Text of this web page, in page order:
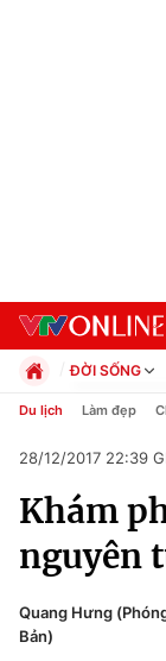
Chuyên mục
Chính trị
Xã hội
ĐỜI SỐNG
Chính trị
Pháp luật
Kinh tế
Thể thao
Truyền
Y tế
Du lịch Làm đẹp
28/12/2017 22:39
Khám
nguyên
Quang Hưng
Bản)